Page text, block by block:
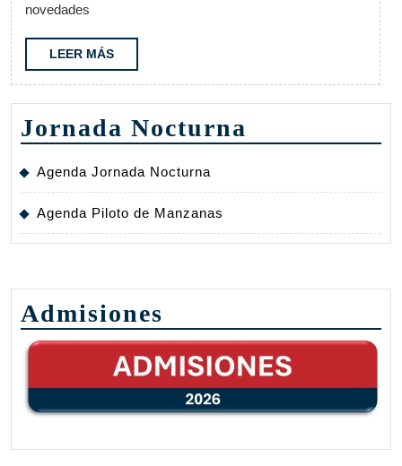
novedades
LEER MÁSLEER
MÁS
Jornada Nocturna
Agenda Jornada Nocturna
Agenda Piloto de Manzanas
Admisiones